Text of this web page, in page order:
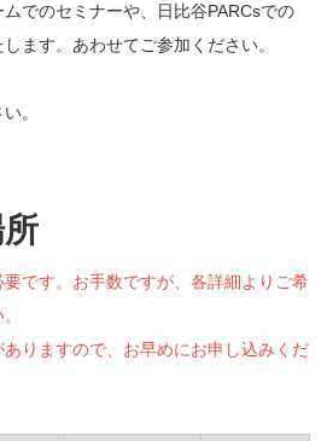
でのセミナーや、日比谷PARCsでの
ます。あわせてご参加ください。
。
要です。お手数ですが、各詳細よりご希
ありますので、お早めにお申し込みくだ